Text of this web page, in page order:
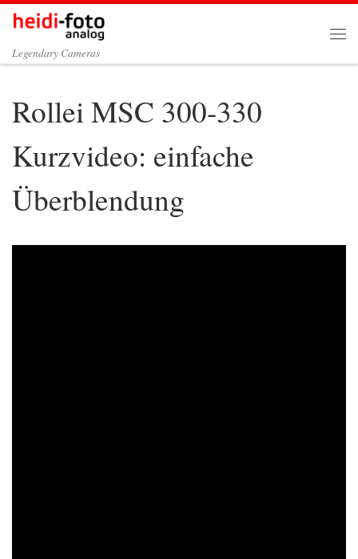
Zum Inhalt springen
Legendary Cameras
Rollei MSC 300-330
Kurzvideo: einfache
Überblendung